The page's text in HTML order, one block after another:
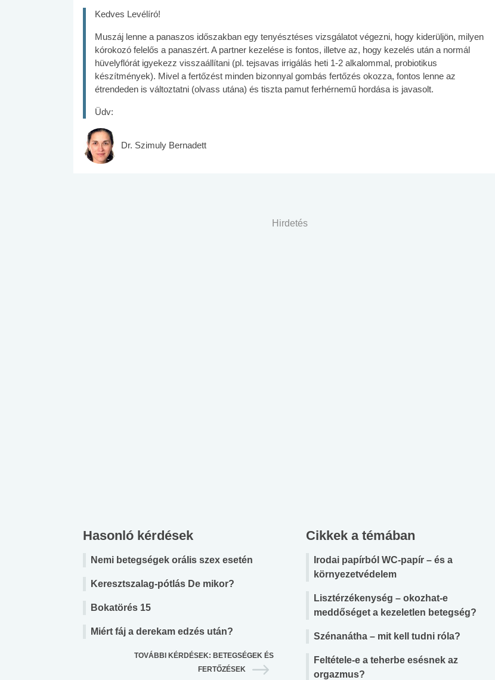
Kedves Levélíró!
Muszáj lenne a panaszos időszakban egy tenyésztéses vizsgálatot végezni, hogy kiderüljön, milyen
kórokozó felelős a panaszért. A partner kezelése is fontos, illetve az, hogy kezelés után a normál
hüvelyflórát igyekezz visszaállítani (pl. tejsavas irrigálás heti 1-2 alkalommal, probiotikus
készítmények). Mivel a fertőzést minden bizonnyal gombás fertőzés okozza, fontos lenne az
étrendeden is változtatni (olvass utána) és tiszta pamut ferhérnemű hordása is javasolt.
Üdv:
Dr. Szimuly Bernadett
Hirdetés
Hasonló kérdések
Nemi betegségek orális szex esetén
Keresztszalag-pótlás De mikor?
Bokatörés 15
Miért fáj a derekam edzés után?
TOVÁBBI KÉRDÉSEK: BETEGSÉGEK ÉS
FERTŐZÉSEK
Cikkek a témában
Irodai papírból WC-papír – és a
környezetvédelem
Lisztérzékenység – okozhat-e
meddőséget a kezeletlen betegség?
Szénanátha – mit kell tudni róla?
Feltétele-e a teherbe esésnek az
orgazmus?